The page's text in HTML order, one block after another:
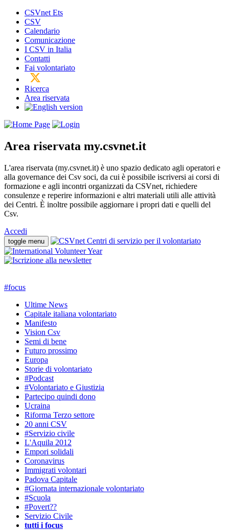
CSVnet Ets
CSV
Calendario
Comunicazione
I CSV in Italia
Contatti
Fai volontariato
Ricerca
Area riservata
Area riservata my.csvnet.it
L'area riservata (my.csvnet.it) è uno spazio dedicato agli operatori e
alla governance dei Csv soci, da cui è possibile iscriversi ai corsi di
formazione e agli incontri organizzati da CSVnet, richiedere
consulenze e reperire informazioni e altri materiali utili alle attività
dei Centri. È inoltre possibile aggiornare i propri dati e quelli del
Csv.
Accedi
toggle menu
#focus
Ultime News
Capitale italiana volontariato
Manifesto
Vision Csv
Semi di bene
Futuro prossimo
Europa
Storie di volontariato
#Podcast
#Volontariato e Giustizia
Partecipo quindi dono
Ucraina
Riforma Terzo settore
20 anni CSV
#Servizio civile
L'Aquila 2012
Empori solidali
Coronavirus
Immigrati volontari
Padova Capitale
#Giornata internazionale volontariato
#Scuola
#Povert??
Servizio Civile
tutti i focus